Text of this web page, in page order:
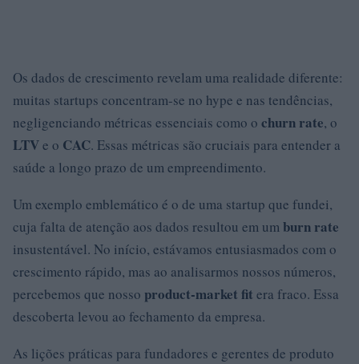
Os dados de crescimento revelam uma realidade diferente:
muitas startups concentram-se no hype e nas tendências,
negligenciando métricas essenciais como o churn rate, o
LTVe o CAC. Essas métricas são cruciais para entender a
saúde a longo prazo de um empreendimento.
Um exemplo emblemático é o de uma startup que fundei,
cuja falta de atenção aos dados resultou em umburn rate
insustentável. No início, estávamos entusiasmados com o
crescimento rápido, mas ao analisarmos nossos números,
percebemos que nosso product-market fit era fraco. Essa
descoberta levou ao fechamento da empresa.
As lições práticas para fundadores e gerentes de produto